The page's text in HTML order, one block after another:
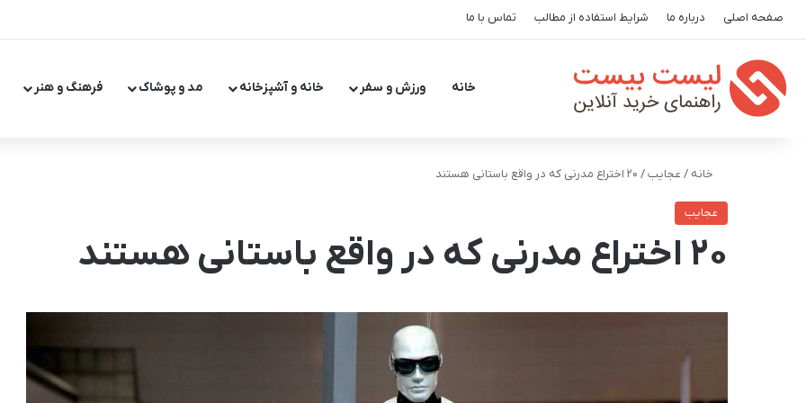
صفحه اصلی درباره ما شرایط استفاده از مطالب تماس با ما
خانه ورزش و سفر خانه و آشپزخانه مد و پوشاک فرهنگ و هنر
خانه / عجایب/ 20 اختراع مدرنی که در واقع باستانی هستند
عجایب
20 اختراع مدرنی که در واقع باستانی هستند